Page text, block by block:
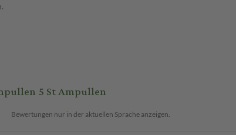
5 St Ampullen
Bewertungen nur in der aktuellen Sprache anzeigen.